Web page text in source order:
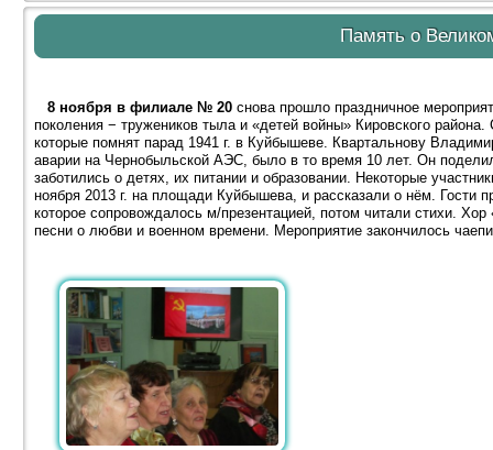
Память о
8 ноября в филиале № 20 снова прошло праздничное
поколения − тружеников тыла и «детей войны» Кировского
которые помнят парад 1941 г. в Куйбышеве. Квартальнову
аварии на Чернобыльской АЭС, было в то время 10 лет. Он
заботились о детях, их питании и образовании. Некоторые
ноября 2013 г. на площади Куйбышева, и рассказали о нём.
которое сопровождалось м/презентацией, потом читали стихи.
песни о любви и военном времени. Мероприятие закончилось